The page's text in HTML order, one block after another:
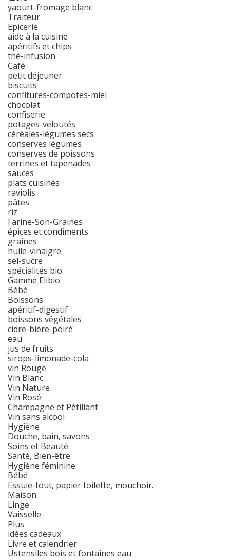
yaourt-fromage blanc
Traiteur
Epicerie
aide à la cuisine
apéritifs et chips
thé-infusion
Café
petit déjeuner
biscuits
confitures-compotes-miel
chocolat
confiserie
potages-veloutés
céréales-légumes secs
conserves légumes
conserves de poissons
terrines et tapenades
sauces
plats cuisinés
raviolis
pâtes
riz
Farine-Son-Graines
épices et condiments
graines
huile-vinaigre
sel-sucre
spécialités bio
Gamme Elibio
Bébé
Boissons
apéritif-digestif
boissons végétales
cidre-bière-poiré
eau
jus de fruits
sirops-limonade-cola
vin Rouge
Vin Blanc
Vin Nature
Vin Rosé
Champagne et Pétillant
Vin sans alcool
Hygiène
Douche, bain, savons
Soins et Beauté
Santé, Bien-être
Hygiène féminine
Bébé
Essuie-tout, papier toilette, mouchoir.
Maison
Linge
Vaisselle
Plus
idées cadeaux
Livre et calendrier
Ustensiles bois et fontaines eau